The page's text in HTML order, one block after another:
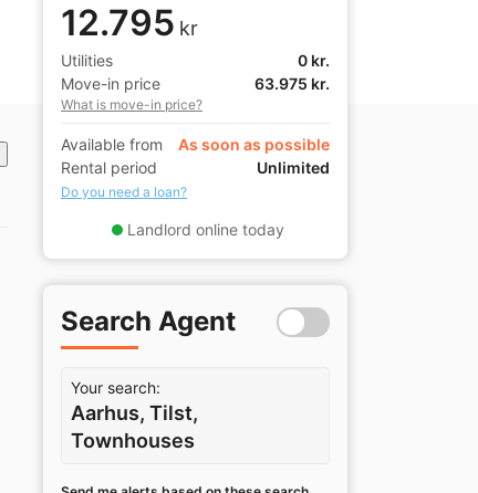
12.795 kr
Utilities
0 kr.
Move-in price
63.975 kr.
What is move-in price?
Available from
As soon as possible
Rental period
Unlimited
Do you need a loan?
Landlord online today
Search Agent
Your search:
Aarhus, Tilst,
Townhouses